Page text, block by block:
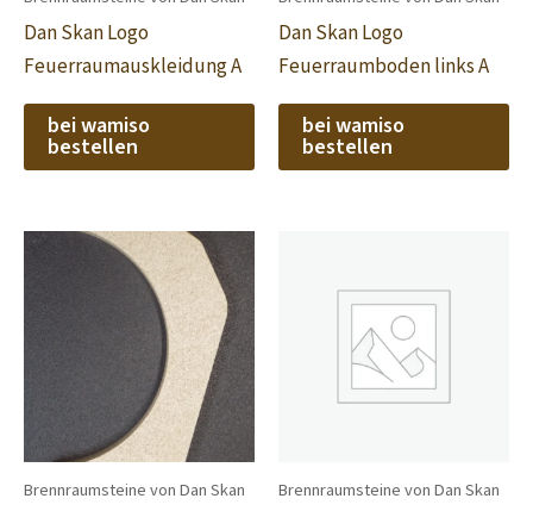
Dan Skan Logo
Feuerraumauskleidung A
bei wamiso
bestellen
Dan Skan Logo
Feuerraumboden links A
bei wamiso
bestellen
Brennraumsteine von Dan Skan Brennraumsteine von Dan Skan